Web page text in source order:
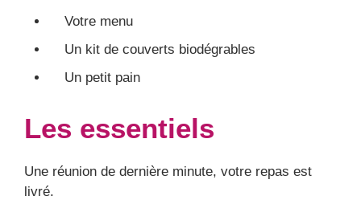
Votre menu
Un kit de couverts biodégrables
Un petit pain
Les essentiels
Une réunion de dernière minute, votre repas est
livré.